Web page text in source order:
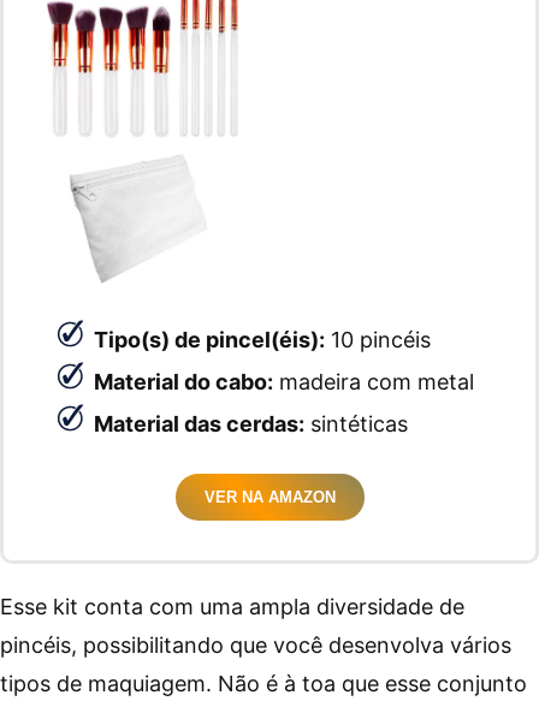
Tipo(s) de pincel(éis): 10 pincéis
Material do cabo: madeira com metal
Material das cerdas: sintéticas
VER NA AMAZON
Esse kit conta com uma ampla diversidade de
pincéis, possibilitando que você desenvolva vários
tipos de maquiagem. Não é à toa que esse conjunto